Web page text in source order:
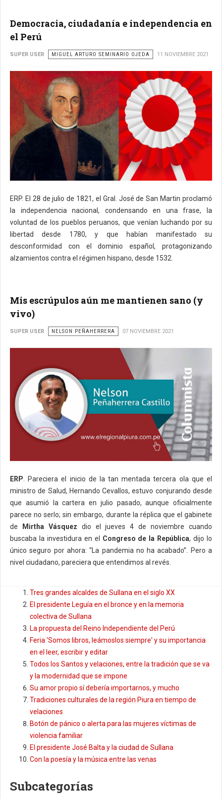
Democracia, ciudadanía e independencia en
el Perú
SUPER USER MIGUEL ARTURO SEMINARIO OJEDA 11 NOVIEMBRE 2021
ERP. El 28 de julio de 1821, el Gral. José de San Martin proclamó
la independencia nacional, condensando en una frase, la
voluntad de los pueblos peruanos, que venían luchando por su
libertad desde 1780, y que habían manifestado su
desconformidad con el dominio español, protagonizando
alzamientos contra el régimen hispano, desde 1532.
Mis escrúpulos aún me mantienen sano (y
vivo)
SUPER USER NELSON PEÑAHERRERA 07 NOVIEMBRE 2021
ERP . Pareciera el inicio de la tan mentada tercera ola que el
ministro de Salud, Hernando Cevallos, estuvo conjurando desde
que asumió la cartera en julio pasado, aunque oficialmente
parece no serlo; sin embargo, durante la réplica que el gabinete
de
Mirtha Vásquez dio el jueves 4 de noviembre cuando
buscaba la investidura en el Congreso de la República, dijo lo
único seguro por ahora: “La pandemia no ha acabado”. Pero a
nivel ciudadano, pareciera que entendimos al revés.
Tres grandes alcaldes de Sullana en el siglo XX
El presidente Leguía en el bronce y en la memoria
colectiva de Sullana
La propuesta del Reino Independiente del Perú
Feria 'Somos libros, leámoslos siempre' y su importancia
en el leer, escribir y editar
Todos los Santos y velaciones, entre la tradición que se va
y la modernidad que se impone
Su amor propio sí debería importarnos, y mucho
Tradiciones culturales de la región Piura en tiempo de
velaciones
Botón de pánico o alerta para las mujeres víctimas de
violencia familiar
El presidente José Balta y la ciudad de Sullana
Con la poesía y la música entre las venas
Subcategorías